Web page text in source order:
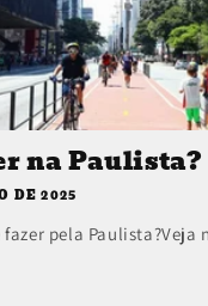
na Paulista?
DE 2025
fazer pela Paulista?Veja